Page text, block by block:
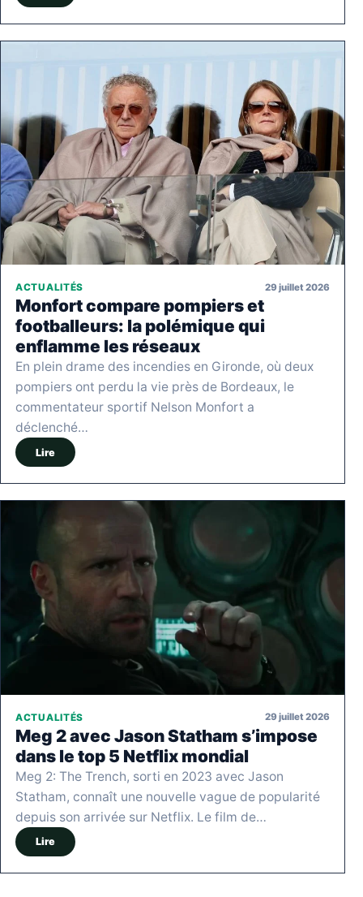
ACTUALITÉS 29 juillet 2026
Monfort compare pompiers et
footballeurs: la polémique qui
enflamme les réseaux
En plein drame des incendies en Gironde, où deux
pompiers ont perdu la vie près de Bordeaux, le
commentateur sportif Nelson Monfort a
déclenché…
Lire
ACTUALITÉS 29 juillet 2026
Meg 2 avec Jason Statham s’impose
dans le top 5 Netflix mondial
Meg 2: The Trench, sorti en 2023 avec Jason
Statham, connaît une nouvelle vague de popularité
depuis son arrivée sur Netflix. Le film de…
Lire